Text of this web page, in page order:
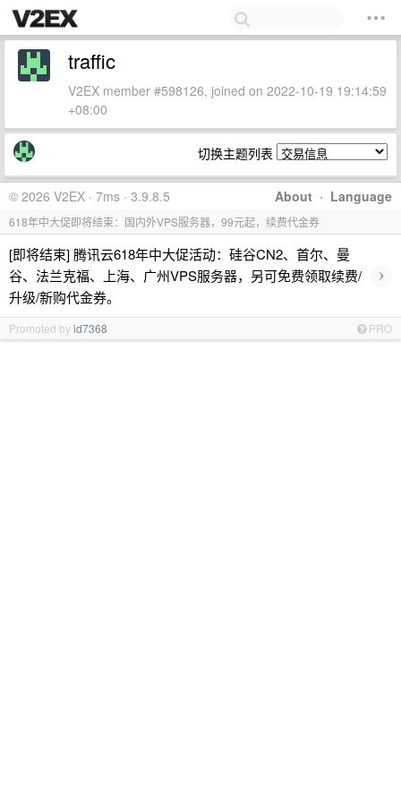
traffic
V2EX member #598126, joined on 2022-10-19 19:14:59
+08:00
切换主题列表
About · Language
© 2026 V2EX · 7ms · 3.9.8.5
618年中大促即将结束：国内外VPS服务器，99元起，续费代金券
[即将结束] 腾讯云618年中大促活动：硅谷CN2、首尔、曼
谷、法兰克福、上海、广州VPS服务器，另可免费领取续费/
升级/新购代金券。
›
Promoted byid7368 PRO